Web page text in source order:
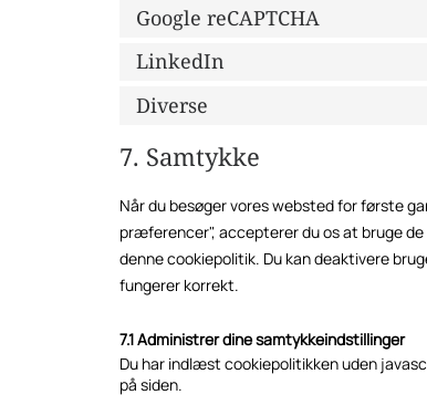
Google reCAPTCHA
LinkedIn
Diverse
7. Samtykke
Når du besøger vores websted for første
præferencer", accepterer du os at bruge
denne cookiepolitik. Du kan deaktivere
fungerer korrekt.
7.1 Administrer dine samtykkeindstillinger
Du har indlæst cookiepolitikken uden
på siden.